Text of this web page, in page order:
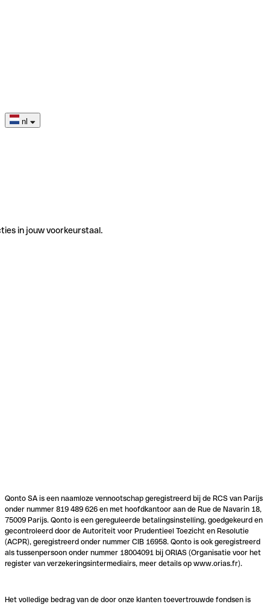
nl
in jouw voorkeurstaal.
Qonto SA is een naamloze vennootschap geregistreerd bij de RCS van Parijs
onder nummer 819 489 626 en met hoofdkantoor aan de Rue de Navarin 18,
75009 Parijs. Qonto is een gereguleerde betalingsinstelling, goedgekeurd en
gecontroleerd door de Autoriteit voor Prudentieel Toezicht en Resolutie
(ACPR), geregistreerd onder nummer CIB 16958. Qonto is ook geregistreerd
als tussenpersoon onder nummer 18004091 bij ORIAS (Organisatie voor het
register van verzekeringsintermediairs, meer details op www.orias.fr).
Het volledige bedrag van de door onze klanten toevertrouwde fondsen is